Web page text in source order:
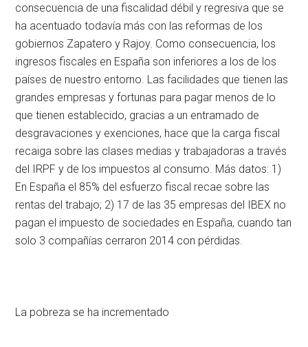
consecuencia de una fiscalidad débil y regresiva que se
ha acentuado todavía más con las reformas de los
gobiernos Zapatero y Rajoy. Como consecuencia, los
ingresos fiscales en España son inferiores a los de los
países de nuestro entorno. Las facilidades que tienen las
grandes empresas y fortunas para pagar menos de lo
que tienen establecido, gracias a un entramado de
desgravaciones y exenciones, hace que la carga fiscal
recaiga sobre las clases medias y trabajadoras a través
del IRPF y de los impuestos al consumo. Más datos: 1)
En España el 85% del esfuerzo fiscal recae sobre las
rentas del trabajo; 2) 17 de las 35 empresas del IBEX no
pagan el impuesto de sociedades en España, cuando tan
solo 3 compañías cerraron 2014 con pérdidas.
La pobreza se ha incrementado